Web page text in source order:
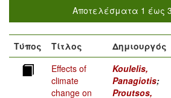
Αποτελέσματα 1 έως
Τύπος Τίτλος Δημιουργός
Effects of
climate
change on
Koulelis,
Panagiotis;
Proutsos,